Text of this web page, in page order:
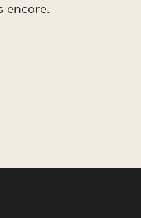
encore.